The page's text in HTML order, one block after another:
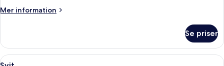
Mer information
Mer
-
sovrum
Se priser
Öppna
Ett modernt vardagsrum med en
8